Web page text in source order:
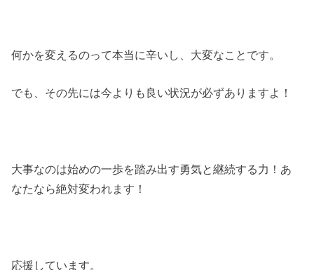
何かを変えるのって本当に辛いし、大変なことです。
でも、その先には今よりも良い状況が必ずありますよ！
大事なのは始めの一歩を踏み出す勇気と継続する力！あ
なたなら絶対変われます！
応援しています。